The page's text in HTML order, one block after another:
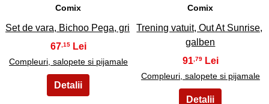
Comix
Set de vara, Bichoo Pega, gri
67,15
Compleuri, salopete si pijamale
Comix
Trening vatuit, Out At Sunrise,
galben
91,79
Compleuri, salopete si pijamale